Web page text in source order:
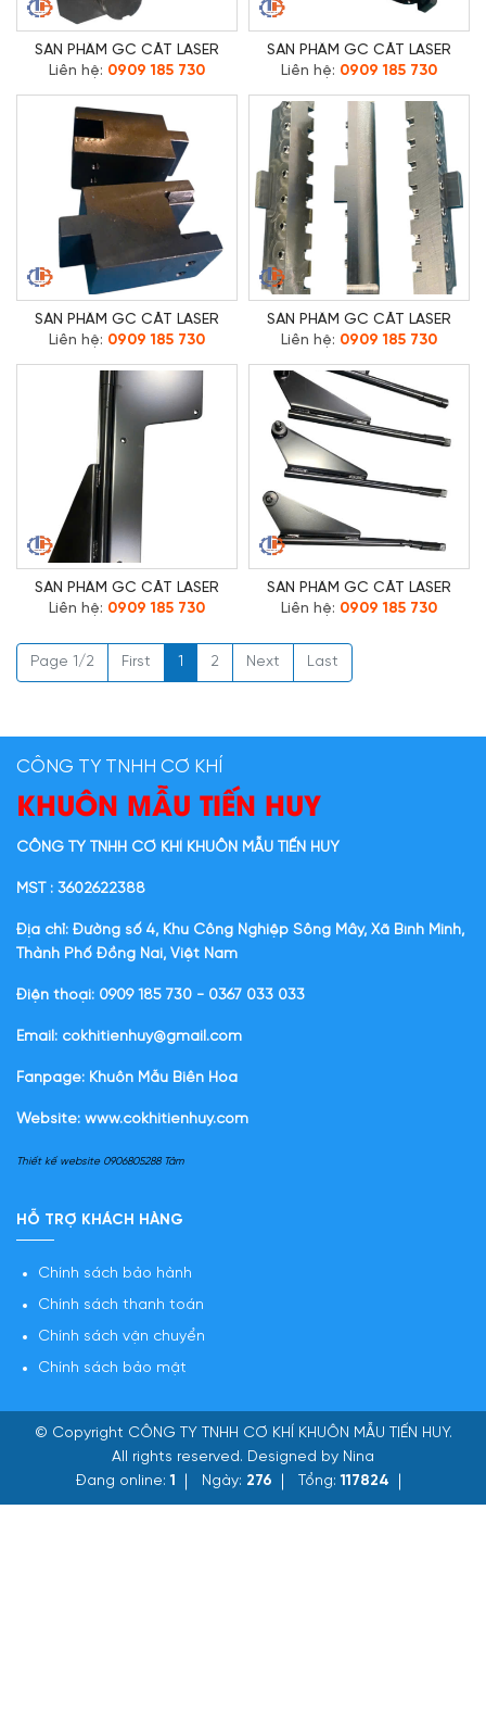
SẢN PHẨM GC CẮT LASER
Liên hệ: 0909 185 730
SẢN PHẨM GC CẮT LASER
Liên hệ: 0909 185 730
SẢN PHẨM GC CẮT LASER
Liên hệ: 0909 185 730
SẢN PHẨM GC CẮT LASER
Liên hệ: 0909 185 730
SẢN PHẨM GC CẮT LASER
Liên hệ: 0909 185 730
SẢN PHẨM GC CẮT LASER
Liên hệ: 0909 185 730
Page 1/2 First 1 2 Next Last
CÔNG TY TNHH CƠ KHÍ
KHUÔN MẪU TIẾN HUY
CÔNG TY TNHH CƠ KHÍ KHUÔN MẪU TIẾN HUY
MST : 3602622388
Địa chỉ: Đường số 4, Khu Công Nghiệp Sông Mây, Xã Bình Minh,
Thành Phố Đồng Nai, Việt Nam
Điện thoại: 0909 185 730 - 0367 033 033
Email: cokhitienhuy@gmail.com
Fanpage: Khuôn Mẫu Biên Hòa
Website: www.cokhitienhuy.com
Thiết kế website 0906805288 Tâm
HỖ TRỢ KHÁCH HÀNG
Chính sách bảo hành
Chính sách thanh toán
Chính sách vận chuyển
Chính sách bảo mật
© Copyright CÔNG TY TNHH CƠ KHÍ KHUÔN MẪU TIẾN HUY.
All rights reserved. Designed by Nina
Đang online:1 Ngày: 276 Tổng:117824